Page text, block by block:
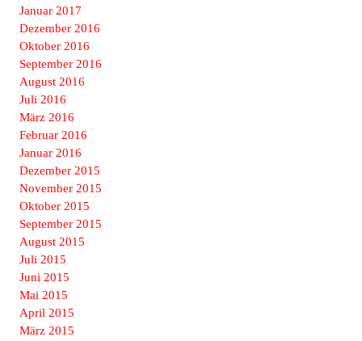
Januar 2017
Dezember 2016
Oktober 2016
September 2016
August 2016
Juli 2016
März 2016
Februar 2016
Januar 2016
Dezember 2015
November 2015
Oktober 2015
September 2015
August 2015
Juli 2015
Juni 2015
Mai 2015
April 2015
März 2015